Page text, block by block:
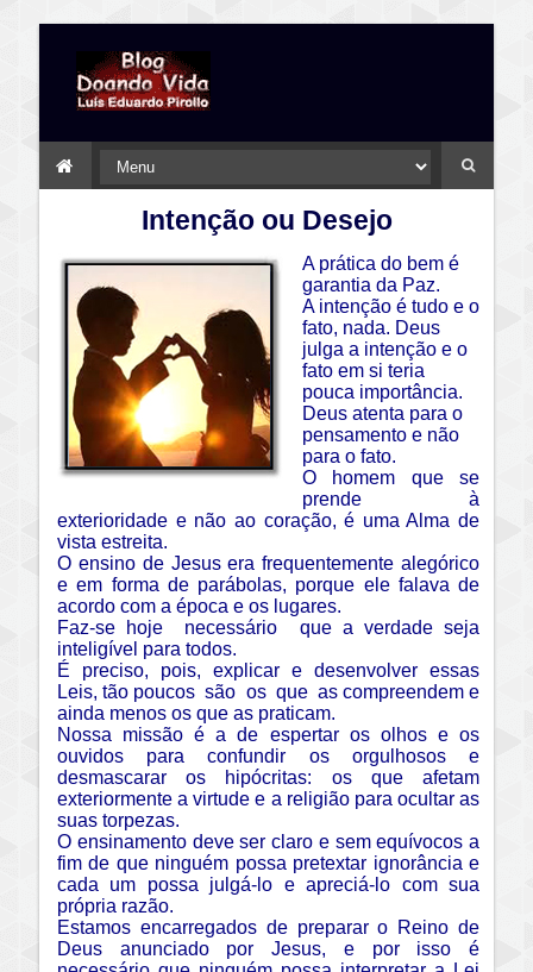
Intenção ou Desejo
A prática do bem é
garantia da Paz.
A intenção é tudo e o
fato, nada. Deus
julga a intenção e o
fato em si teria
pouca importância.
Deus atenta para o
pensamento e não
para o fato.
O homem que se
prende à
exterioridade e não ao coração, é uma Alma de
vista estreita.
O ensino de Jesus era frequentemente alegórico
e em forma de parábolas, porque ele falava de
acordo com a época e os lugares.
Faz-se hoje necessário que a verdade seja
inteligível para todos.
É preciso, pois, explicar e desenvolver essas
Leis, tão poucos são os que as compreendem e
ainda menos os que as praticam.
Nossa missão é a de espertar os olhos e os
ouvidos para confundir os orgulhosos e
desmascarar os hipócritas: os que afetam
exteriormente a virtude e a religião para ocultar as
suas torpezas.
O ensinamento deve ser claro e sem equívocos a
fim de que ninguém possa pretextar ignorância e
cada um possa julgá-lo e apreciá-lo com sua
própria razão.
Estamos encarregados de preparar o Reino de
Deus anunciado por Jesus, e por isso é